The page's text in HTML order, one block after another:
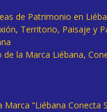
de Patrimonio en
Territorio, Paisaje y
de la Marca Liébana,
Marca “Liébana Conecta